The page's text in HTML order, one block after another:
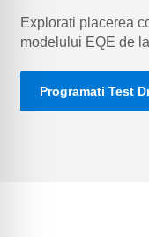
Explorati placerea
modelului EQE de
Programati Test